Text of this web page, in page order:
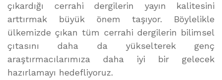
çıkardığı cerrahi dergilerin yayın kalitesini
arttırmak büyük önem taşıyor. Böylelikle
ülkemizde çıkan tüm cerrahi dergilerin bilimsel
çıtasını daha da yükselterek genç
araştırmacılarımıza daha iyi bir gelecek
hazırlamayı hedefliyoruz.